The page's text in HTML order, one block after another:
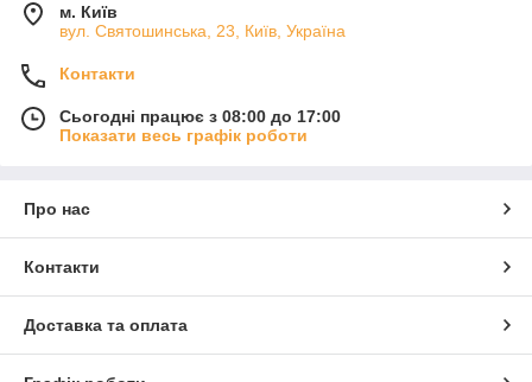
м. Київ
вул. Святошинська, 23, Київ, Україна
Контакти
Сьогодні працює з 08:00 до 17:00
Показати весь графік роботи
Про нас
Контакти
Доставка та оплата